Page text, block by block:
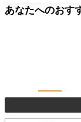
あなたへのおす